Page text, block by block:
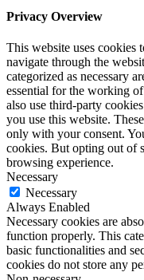
Privacy Overview
This website uses cookies
navigate through the
categorized as necessary
essential for the working
also use third-party
you use this website.
only with your consent.
cookies. But opting out of
browsing experience.
Necessary
Necessary
Always Enabled
Necessary cookies are
function properly. This
basic functionalities and
cookies do not store any